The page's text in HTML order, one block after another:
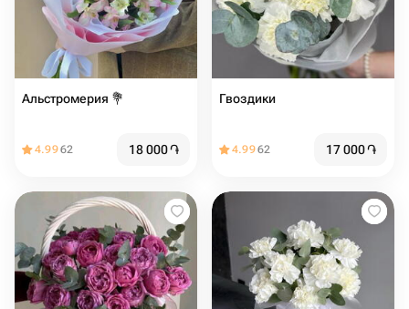
Альстромерия 💐
4.9962 18 000֏
Гвоздики
4.9962 17 000֏